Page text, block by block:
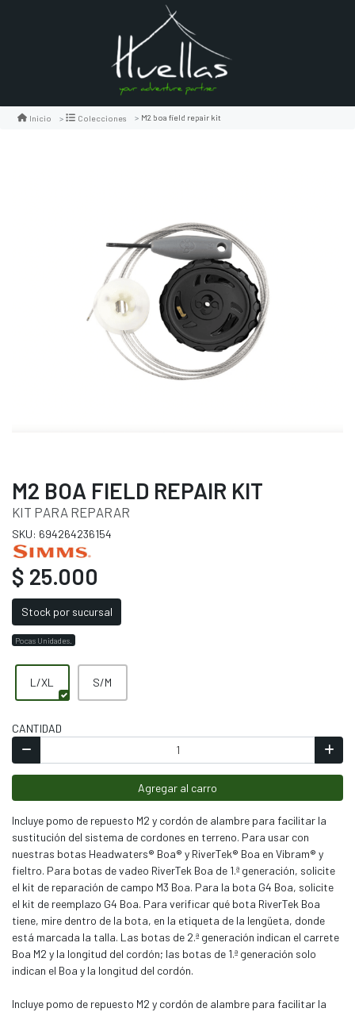
Inicio Colecciones M2 boa field repair kit
M2 BOA FIELD REPAIR KIT
KIT PARA REPARAR
SKU: 694264236154
$ 25.000
Stock por sucursal
Pocas Unidades.
L/XL S/M
CANTIDAD
Agregar al carro
Incluye pomo de repuesto M2 y cordón de alambre para facilitar la
sustitución del sistema de cordones en terreno. Para usar con
nuestras botas Headwaters® Boa® y RiverTek® Boa en Vibram® y
fieltro. Para botas de vadeo RiverTek Boa de 1.ª generación, solicite
el kit de reparación de campo M3 Boa. Para la bota G4 Boa, solicite
el kit de reemplazo G4 Boa. Para verificar qué bota RiverTek Boa
tiene, mire dentro de la bota, en la etiqueta de la lengüeta, donde
está marcada la talla. Las botas de 2.ª generación indican el carrete
Boa M2 y la longitud del cordón; las botas de 1.ª generación solo
indican el Boa y la longitud del cordón.
Incluye pomo de repuesto M2 y cordón de alambre para facilitar la